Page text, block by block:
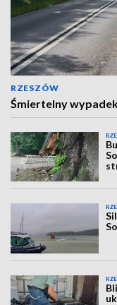
RZESZÓW
Śmiertelny